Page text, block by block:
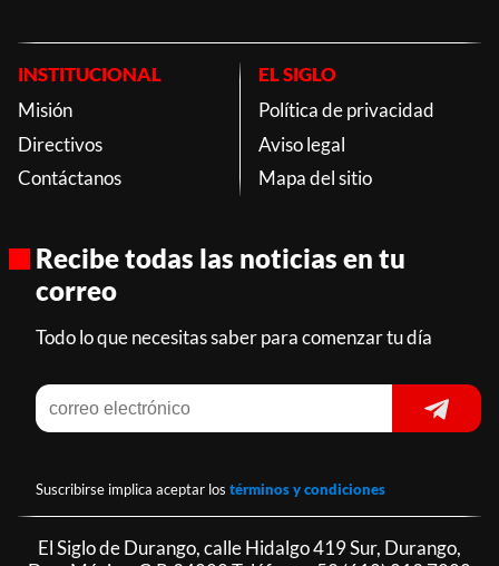
INSTITUCIONAL
Misión
Directivos
Contáctanos
EL SIGLO
Política de privacidad
Aviso legal
Mapa del sitio
Recibe todas las noticias en tu
correo
Todo lo que necesitas saber para comenzar tu día
Suscribirse implica aceptar los términos y condiciones
El Siglo de Durango, calle Hidalgo 419 Sur, Durango,